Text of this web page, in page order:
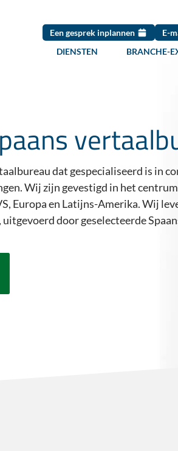
Een gesprek inplannen E-
DIENSTEN BRANCHE-
dat gespecialiseerd is in
Wij zijn gevestigd in het
Europa en Latijns-Amerika. Wij
door geselecteerde